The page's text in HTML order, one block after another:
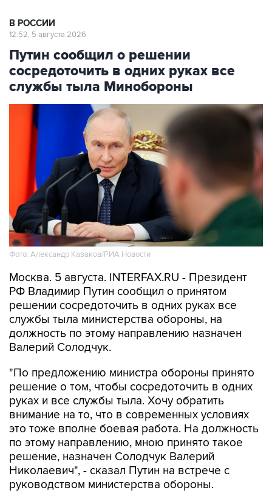
В РОССИИ
12:52, 5 августа 2026
Путин сообщил о решении
сосредоточить в одних руках все
службы тыла Минобороны
Фото: Александр Казаков/РИА Новости
Москва. 5 августа. INTERFAX.RU - Президент
РФ Владимир Путин сообщил о принятом
решении сосредоточить в одних руках все
службы тыла министерства обороны, на
должность по этому направлению назначен
Валерий Солодчук.
"По предложению министра обороны принято
решение о том, чтобы сосредоточить в одних
руках и все службы тыла. Хочу обратить
внимание на то, что в современных условиях
это тоже вполне боевая работа. На должность
по этому направлению, мною принято такое
решение, назначен Солодчук Валерий
Николаевич", - сказал Путин на встрече с
руководством министерства обороны.